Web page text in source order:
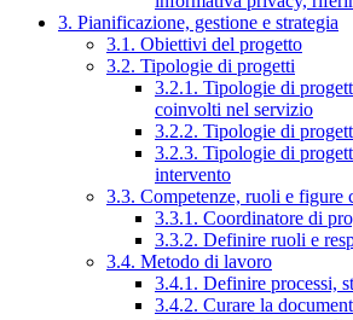
3. Pianificazione, gestione e strategia
3.1. Obiettivi del progetto
3.2. Tipologie di progetti
3.2.1. Tipologie di
coinvolti nel servizio
3.2.2. Tipologie di
3.2.3. Tipologie di
intervento
3.3. Competenze, ruoli e figure
3.3.1. Coordinatore di
3.3.2. Definire ruoli e
3.4. Metodo di lavoro
3.4.1. Definire processi,
3.4.2. Curare la